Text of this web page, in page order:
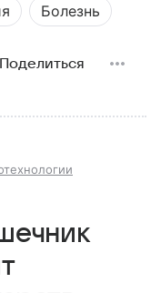
Болезнь
Поделиться